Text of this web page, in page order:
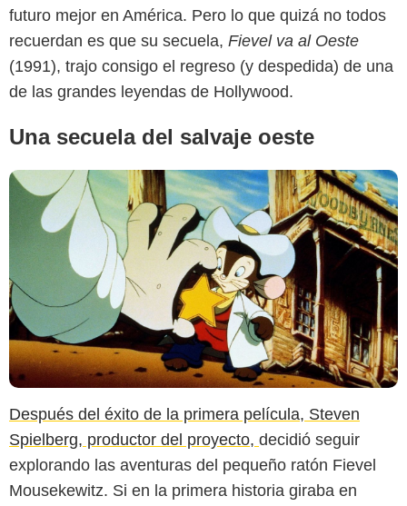
futuro mejor en América. Pero lo que quizá no todos
recuerdan es que su secuela, Fievel va al Oeste
(1991), trajo consigo el regreso (y despedida) de una
de las grandes leyendas de Hollywood.
Una secuela del salvaje oeste
Después del éxito de la primera película, Steven
Spielberg, productor del proyecto, decidió seguir
explorando las aventuras del pequeño ratón Fievel
Mousekewitz. Si en la primera historia giraba en